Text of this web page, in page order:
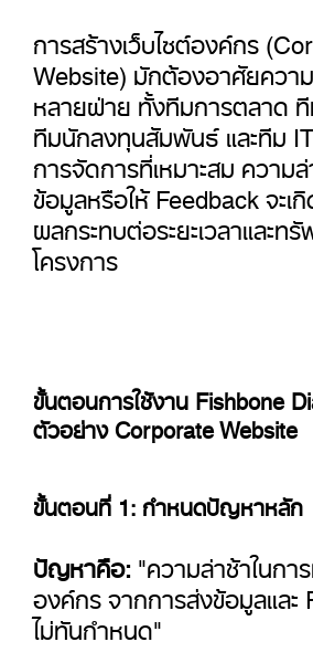
การสร้างเว็บไซต์องค์กร
Website) มักต้องอาศัยควา
หลายฝ่าย ทั้งทีมการตลาด
ทีมนักลงทุนสัมพันธ์ และทีม
การจัดการที่เหมาะสม ความ
ข้อมูลหรือให้ Feedback จะเ
ผลกระทบต่อระยะเวลาและท
โครงการ
ขั้นตอนการใช้งาน Fishbone
ตัวอย่าง Corporate Website
ขั้นตอนที่ 1: กำหนดปัญหาหลัก
ปัญหาคือ:"ความล่าช้าในกา
องค์กร จากการส่งข้อมูลและ
ไม่ทันกำหนด"